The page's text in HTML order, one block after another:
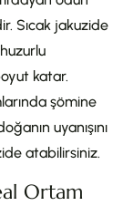
Sıcak jakuzide
katar.
şömine
uyanışını
atabilirsiniz.
Ortam